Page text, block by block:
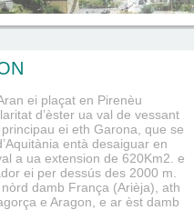
ei plaçat en Pirenèu
d’èster ua val de vessant
ei eth Garona, que se
entà desaiguar en
a ua extension de 620Km2. e
ei per dessús des 2000 m.
damb França (Arièja), ath
e Aragon, e ar èst damb